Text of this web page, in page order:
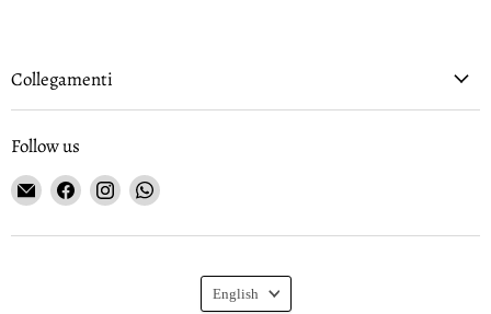
Collegamenti
Follow us
Email
Gioielleria
Curnis
Find
on
Find
on
Find
on
Language
English